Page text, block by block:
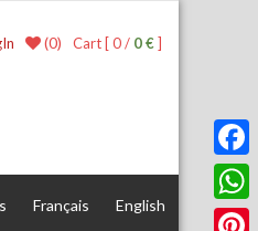
Cart [ 0 / 0 €]
(0)
Français English